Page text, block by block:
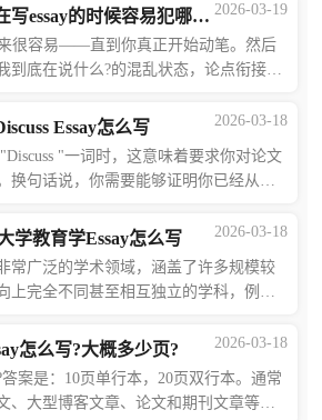
2026-03-19
的时候容易犯哪些错误？
很容易——直到你真正开始动笔。然后
到底在说什么?的混乱状态，论点衔接不
错误丢分。没有人愿意这样。不2026-03-18
Essay怎么写
"一词时，这意味着要求你对论文
换句话说，你需要能够证明你已经从理
过对证据的合理评估，表明你为什么
2026-03-18
学教育学Essay怎么写
广泛的学术领域，涵盖了许多规模较
上完全不同甚至相互独立的学科，例如
写作教育类论文时，除了要聚焦具2026-03-18
怎么写?大概多少页?
答案是：10页单行本，20页双行本。通常
、大型博客文章、论文和期刊文章等文